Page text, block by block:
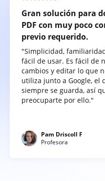
Gran solución para
PDF con muy poco
previo requerido.
"Simplicidad,
fácil de usar. Es fácil de
cambios y editar lo que
utiliza junto a Google, el
siempre se guarda, así
preocuparte por ello."
Pam Driscoll F
Profesora